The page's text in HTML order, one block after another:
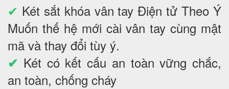
✔ Két sắt khóa vân tay Điện tử Theo Ý
Muốn thế hệ mới cài vân tay cùng mật
mã và thay đổi tùy ý.
✔ Két có kết cấu an toàn vững chắc,
an toàn, chống cháy